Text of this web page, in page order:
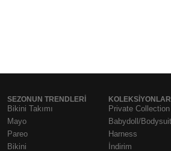
SEZONUN TRENDLERI
Bikini Takımı
Mayo
Pareo
Bikini
KOLEKSIYONLAR
Private Collection
Babydoll/Bodysuit
Harness
İndirim